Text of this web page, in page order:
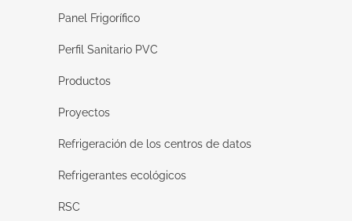
Panel Frigorífico
Perfil Sanitario PVC
Productos
Proyectos
Refrigeración de los centros de datos
Refrigerantes ecológicos
RSC